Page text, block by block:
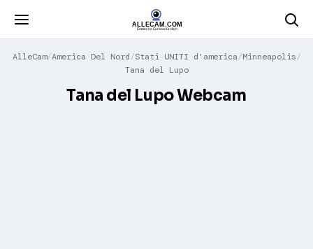
AlleCam America Del Nord Stati UNITI d'america Minneapolis
Tana del Lupo
Tana del Lupo Webcam